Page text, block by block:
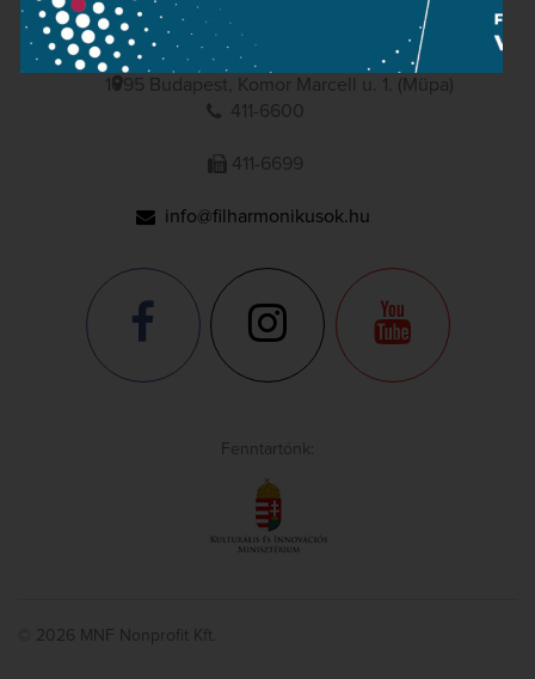
1095 Budapest, Komor Marcell u. 1. (Müpa)
411-6600
411-6699
info@filharmonikusok.hu
Fenntartónk:
© 2026 MNF Nonprofit Kft.